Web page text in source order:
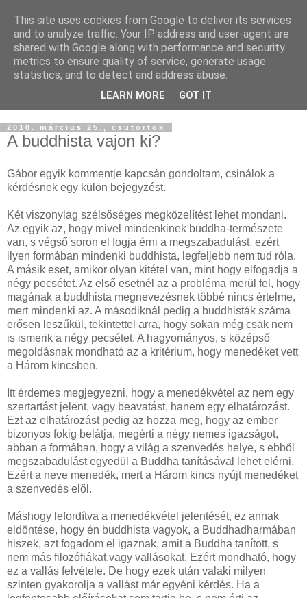
Buddhapest
Hétköznapi buddhizmus
2010. március 25., csütörtök
A buddhista vajon ki?
Gábor egyik kommentje kapcsán gondoltam, csinálok a
kérdésnek egy külön bejegyzést.
Két viszonylag szélsőséges megközelítést lehet mondani.
Az egyik az, hogy mivel mindenkinek buddha-természete
van, s végső soron el fogja érni a megszabadulást, ezért
ilyen formában mindenki buddhista, legfeljebb nem tud róla.
A másik eset, amikor olyan kitétel van, mint hogy elfogadja a
négy pecsétet. Az első esetnél az a probléma merül fel, hogy
magának a buddhista megnevezésnek többé nincs értelme,
mert mindenki az. A másodiknál pedig a buddhisták száma
erősen leszűkül, tekintettel arra, hogy sokan még csak nem
is ismerik a négy pecsétet. A hagyományos, s középső
megoldásnak mondható az a kritérium, hogy menedéket vett
a Három kincsben.
Itt érdemes megjegyezni, hogy a menedékvétel az nem egy
szertartást jelent, vagy beavatást, hanem egy elhatározást.
Ezt az elhatározást pedig az hozza meg, hogy az ember
bizonyos fokig belátja, megérti a négy nemes igazságot,
abban a formában, hogy a világ a szenvedés helye, s ebből
megszabadulást egyedül a Buddha tanításával lehet elérni.
Ezért a neve menedék, mert a Három kincs nyújt menedéket
a szenvedés elől.
Máshogy lefordítva a menedékvétel jelentését, ez annak
eldöntése, hogy én buddhista vagyok, a Buddhadharmában
hiszek, azt fogadom el igaznak, amit a Buddha tanított, s
nem más filozófiákat,vagy vallásokat. Ezért mondható, hogy
ez a vallás felvétele. De hogy ezek után valaki milyen
szinten gyakorolja a vallást már egyéni kérdés. Ha a
This site uses cookies from Google to deliver its services
and to analyze traffic. Your IP address and user-agent are
shared with Google along with performance and security
metrics to ensure quality of service, generate usage
statistics, and to detect and address abuse.
LEARN MORE GOT IT